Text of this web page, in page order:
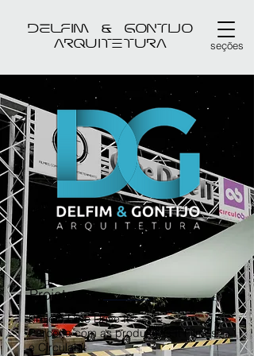
DELFIM & GONTIJO
arquitetura
seções
Projeto Cine Drive It
Parceria com as produtoras It Filmes
e Circulabit
Projeto